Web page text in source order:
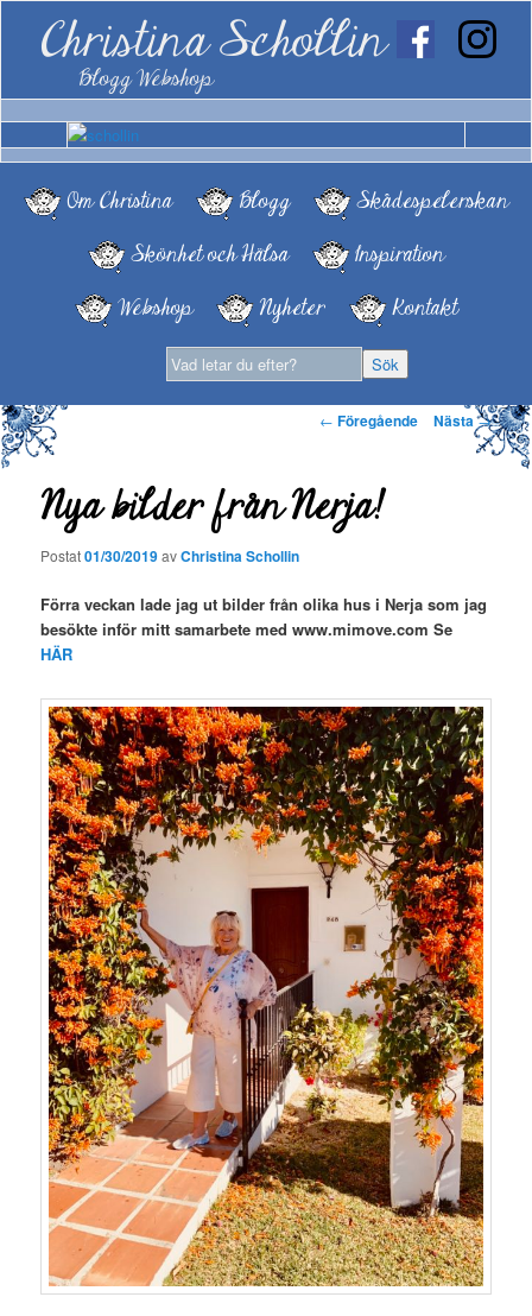
Christina Schollin
Blogg Webshop
Om Christina Blogg
Skådespelerskan
Skönhet och Hälsa
Inspiration
Webshop
Nyheter Kontakt
Inläggsnavigering
← Föregående Nästa→
Nya bilder från Nerja!
Postat01/30/2019avChristina Schollin
Förra veckan lade jag ut bilder från olika hus i Nerja som jag
besökte inför mitt samarbete med www.mimove.com Se
HÄR